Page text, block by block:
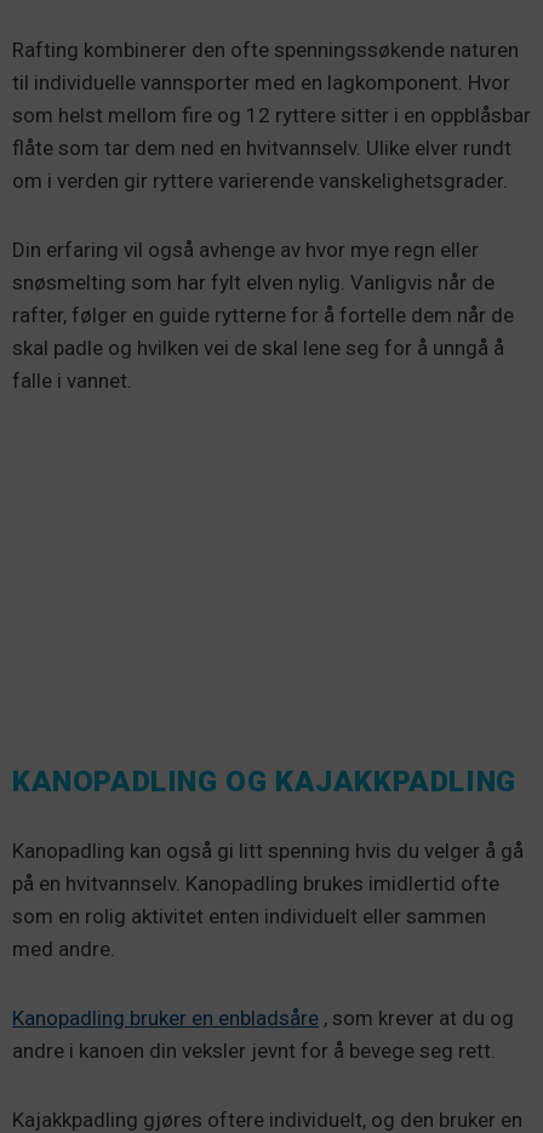
Rafting kombinerer den ofte spenningssøkende naturen
til individuelle vannsporter med en lagkomponent. Hvor
som helst mellom fire og 12 ryttere sitter i en oppblåsbar
flåte som tar dem ned en hvitvannselv. Ulike elver rundt
om i verden gir ryttere varierende vanskelighetsgrader.
Din erfaring vil også avhenge av hvor mye regn eller
snøsmelting som har fylt elven nylig. Vanligvis når de
rafter, følger en guide rytterne for å fortelle dem når de
skal padle og hvilken vei de skal lene seg for å unngå å
falle i vannet.
KANOPADLING OG KAJAKKPADLING
Kanopadling kan også gi litt spenning hvis du velger å gå
på en hvitvannselv. Kanopadling brukes imidlertid ofte
som en rolig aktivitet enten individuelt eller sammen
med andre.
Kanopadling bruker en enbladsåre , som krever at du og
andre i kanoen din veksler jevnt for å bevege seg rett.
Kajakkpadling gjøres oftere individuelt, og den bruker en